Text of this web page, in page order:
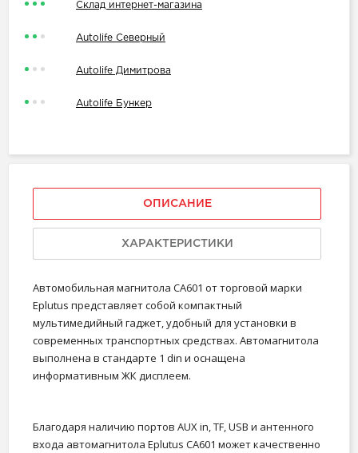
Склад интернет-магазина
Autolife Северный
Autolife Димитрова
Autolife Бункер
ОПИСАНИЕ
ХАРАКТЕРИСТИКИ
Автомобильная магнитола CA601 от торговой марки
Eplutus представляет собой компактный
мультимедийный гаджет, удобный для установки в
современных транспортных средствах. Автомагнитола
выполнена в стандарте 1 din и оснащена
информативным ЖК дисплеем.
Благодаря наличию портов AUX in, TF, USB и антенного
входа автомагнитола Eplutus CA601 может качественно